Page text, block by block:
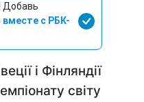
Добавь
вместе с РБК-
і Фінляндії
світу